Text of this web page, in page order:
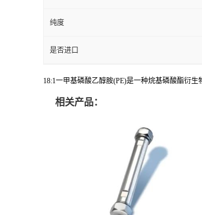
纯度
是否进口
18:1一甲基磷酸乙醇胺(PE)是一种烷基磷酸酯衍
相关产品：